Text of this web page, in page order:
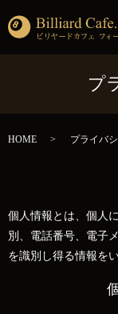
プ
HOME プライバ
個人情報とは、個人
別、電話番号、電子
を識別し得る情報を